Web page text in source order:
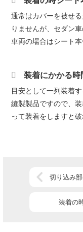
通常はカバーを被せ
りませんが、セダン
車両の場合はシート
装着にかかる時
目安として一列装着
縫製製品ですので、
って装着をしますと
切り込み
装着の